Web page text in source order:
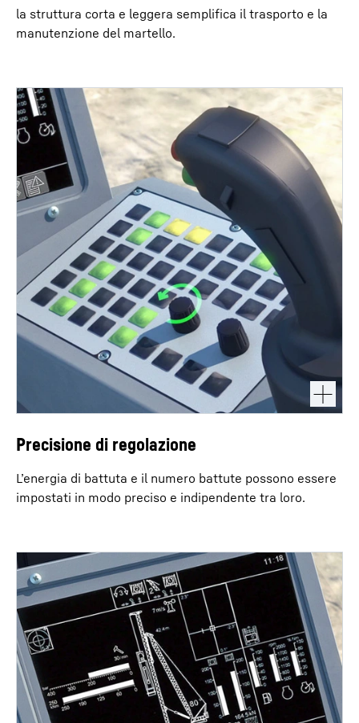
la struttura corta e leggera semplifica il trasporto e la
manutenzione del martello.
Precisione di regolazione
L’energia di battuta e il numero battute possono essere
impostati in modo preciso e indipendente tra loro.